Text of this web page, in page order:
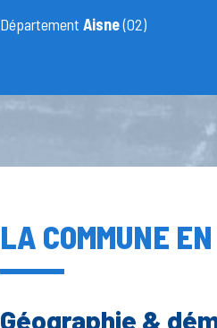
Département Aisne(02)
LA COMMUNE
Géographie &